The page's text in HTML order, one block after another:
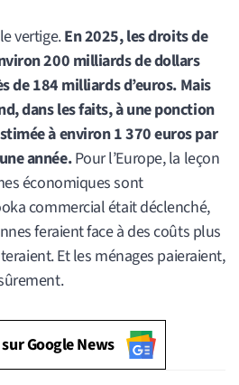
vertige.En 2025, les droits de
200 milliards de dollars
de 184 milliards d’euros. Mais
dans les faits, à une ponction
à environ 1 370 euros par
année.Pour l’Europe, la leçon
économiques sont
commercial était déclenché,
feraient face à des coûts plus
Et les ménages paieraient,
Google News